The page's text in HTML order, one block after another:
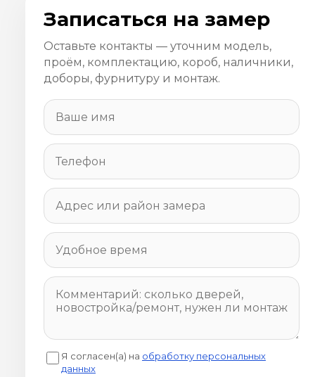
Записаться на замер
Оставьте контакты — уточним модель,
проём, комплектацию, короб, наличники,
доборы, фурнитуру и монтаж.
Я согласен(а) на обработку персональных
данных